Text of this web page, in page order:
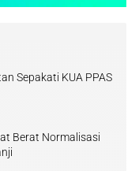
Sepakati KUA PPAS
Berat Normalisasi